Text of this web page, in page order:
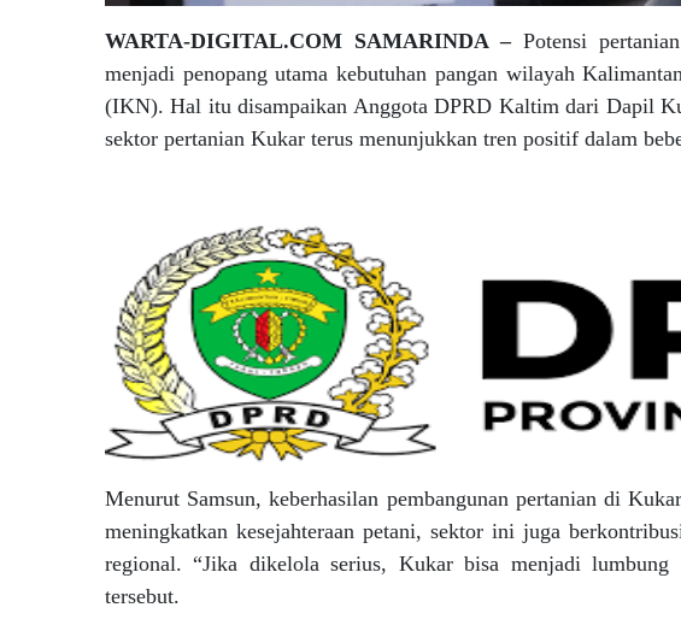
WARTA-DIGITAL.COM SAMARINDA –Potensi
menjadi penopang utama kebutuhan pangan wilayah
(IKN). Hal itu disampaikan Anggota DPRD Kaltim dari Dapil
sektor pertanian Kukar terus menunjukkan tren positif dalam
Menurut Samsun, keberhasilan pembangunan pertanian di
meningkatkan kesejahteraan petani, sektor ini juga
regional. “Jika dikelola serius, Kukar bisa menjadi
tersebut.